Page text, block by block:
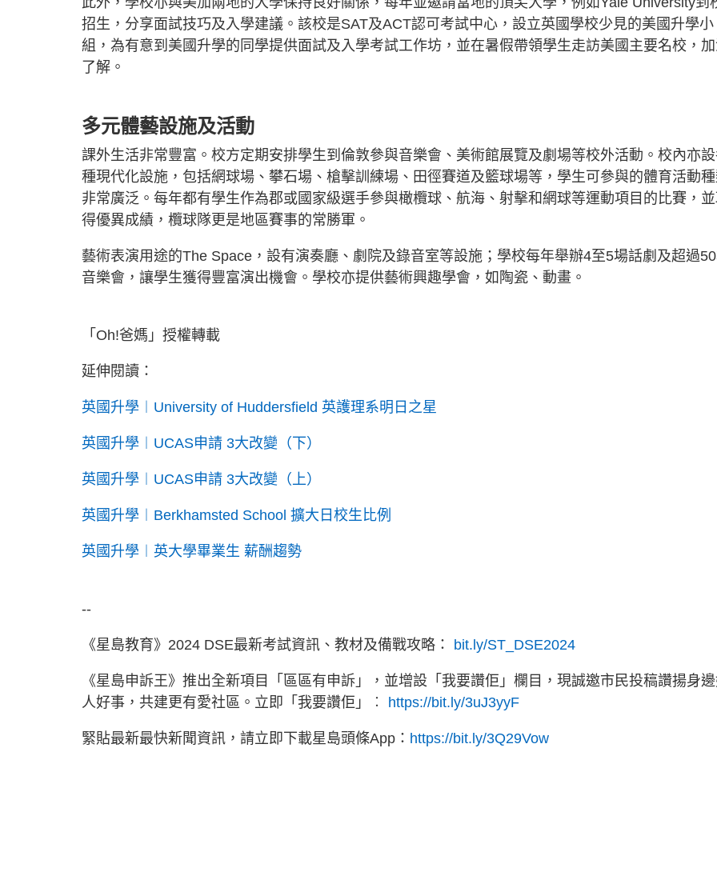
招生，分享面試技巧及入學建議。該校是SAT及ACT認可考試中心，設立英國學校少見的美國升學小
組，為有意到美國升學的同學提供面試及入學考試工作坊，並在暑假帶領學生走訪美國主要名校，
了解。
多元體藝設施及活動
課外生活非常豐富。校方定期安排學生到倫敦參與音樂會、美術館展覽及劇場等校外活動。校內亦
種現代化設施，包括網球場、攀石場、槍擊訓練場、田徑賽道及籃球場等，學生可參與的體育活動
非常廣泛。每年都有學生作為郡或國家級選手參與橄欖球、航海、射擊和網球等運動項目的比賽，
得優異成績，欖球隊更是地區賽事的常勝軍。
藝術表演用途的The Space，設有演奏廳、劇院及錄音室等設施；學校每年舉辦4至5場話劇及超過
音樂會，讓學生獲得豐富演出機會。學校亦提供藝術興趣學會，如陶瓷、動畫。
「Oh!爸媽」授權轉載
延伸閱讀：
英國升學︱University of Huddersfield 英護理系明日之星
英國升學︱UCAS申請 3大改變（下）
英國升學︱UCAS申請 3大改變（上）
英國升學︱Berkhamsted School 擴大日校生比例
英國升學︱英大學畢業生 薪酬趨勢
--
《星島教育》2024 DSE最新考試資訊、教材及備戰攻略： bit.ly/ST_DSE2024
《星島申訴王》推出全新項目「區區有申訴」，並增設「我要讚佢」欄目，現誠邀市民投稿讚揚身
人好事，共建更有愛社區。立即「我要讚佢」︰ https://bit.ly/3uJ3yyF
緊貼最新最快新聞資訊，請立即下載星島頭條App： https://bit.ly/3Q29Vow